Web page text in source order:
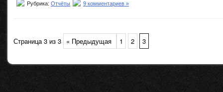
Рубрика: Отчёты 9 комментариев »
Страница 3 из 3 « Предыдущая 1 2 3